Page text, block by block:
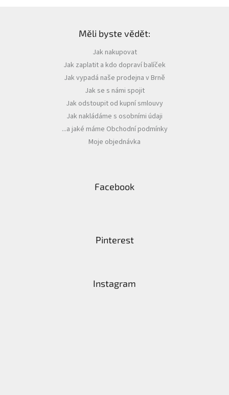
Měli byste vědět:
Jak nakupovat
Jak zaplatit a kdo dopraví balíček
Jak vypadá naše prodejna v Brně
Jak se s námi spojit
Jak odstoupit od kupní smlouvy
Jak nakládáme s osobními údaji
...a jaké máme Obchodní podmínky
Moje objednávka
Facebook
Pinterest
Instagram